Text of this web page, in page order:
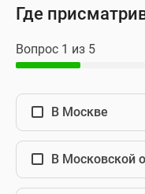
Где
Вопрос 1 из 5
В Москве
В Московской